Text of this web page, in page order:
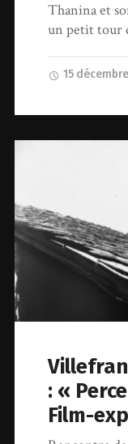
Thanina et
un petit tour
15
: «
Film-